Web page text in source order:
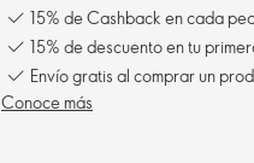
15% de Cashback en cada
15% de descuento en tu
Envío gratis al comprar un
Conoce más